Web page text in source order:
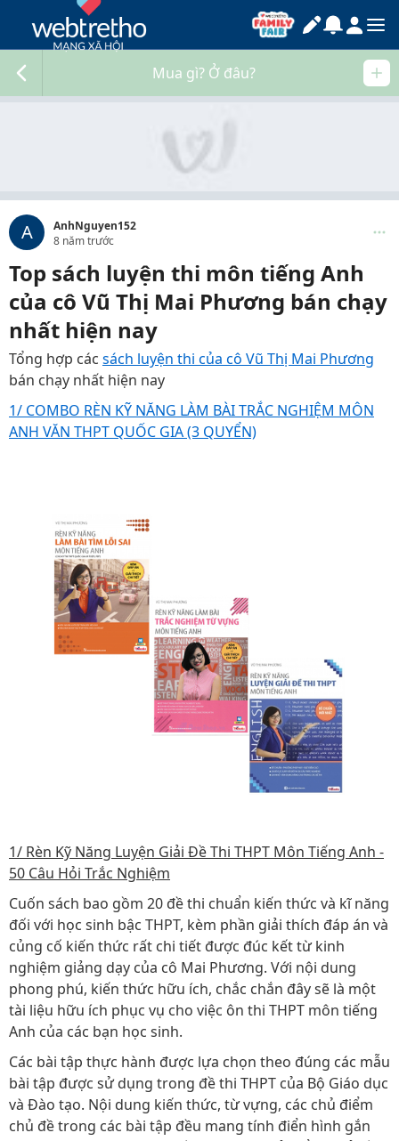
Mua gì? Ở đâu?
A
AnhNguyen152
8 năm trước
Top sách luyện thi môn tiếng Anh
của cô Vũ Thị Mai Phương bán chạy
nhất hiện nay
Tổng hợp các sách luyện thi của cô Vũ Thị Mai Phương
bán chạy nhất hiện nay
1/ COMBO RÈN KỸ NĂNG LÀM BÀI TRẮC NGHIỆM MÔN
ANH VĂN THPT QUỐC GIA (3 QUYỂN)
1/ Rèn Kỹ Năng Luyện Giải Đề Thi THPT Môn Tiếng Anh -
50 Câu Hỏi Trắc Nghiệm
Cuốn sách bao gồm 20 đề thi chuẩn kiến thức và kĩ năng
đối với học sinh bậc THPT, kèm phần giải thích đáp án và
củng cố kiến thức rất chi tiết được đúc kết từ kinh
nghiệm giảng dạy của cô Mai Phương. Với nội dung
phong phú, kiến thức hữu ích, chắc chắn đây sẽ là một
tài liệu hữu ích phục vụ cho việc ôn thi THPT môn tiếng
Anh của các bạn học sinh.
Các bài tập thực hành được lựa chọn theo đúng các mẫu
bài tập được sử dụng trong đề thi THPT của Bộ Giáo dục
và Đào tạo. Nội dung kiến thức, từ vựng, các chủ điểm
chủ đề trong các bài tập đều mang tính điển hình gắn